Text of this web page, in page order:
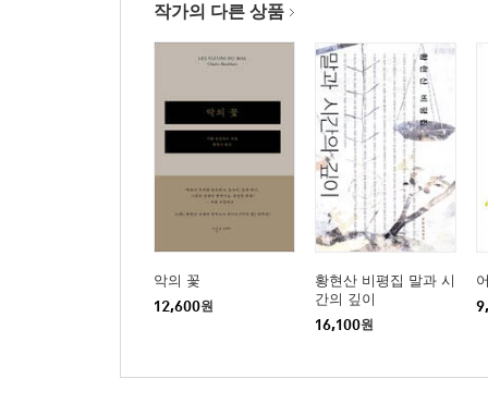
식민지의 마리안느
『어린 왕자』의 번역에 대한 오해
두 개의 시간
간접화의 세계
‘여성혐오’라는 말의 번역론
문단 내 성추행과 등단 비리
닭 울음소리와 초인의 노래
투표의 무의식
풍속에 관해 글쓰기
작가의 다른 상품
악의 꽃
12,600원
황현산 비평집 말과 시
간의 깊이
16,100원